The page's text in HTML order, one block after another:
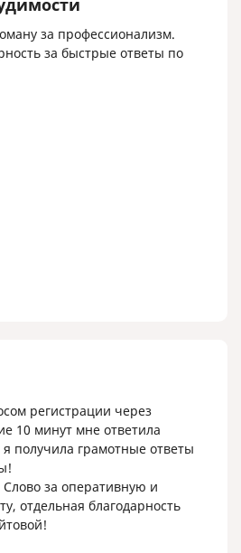
за профессионализм.
за быстрые ответы по
регистрации через
10 минут мне ответила
я получила грамотные ответы
за оперативную и
отдельная благодарность